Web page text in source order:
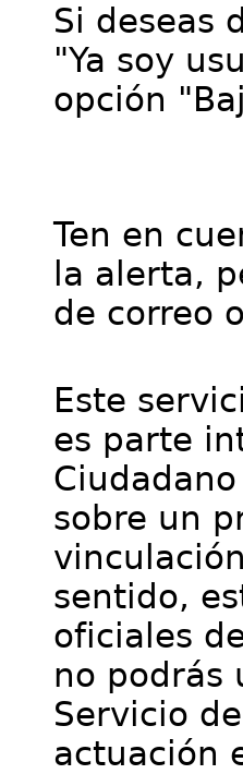
Si deseas
"Ya soy
opción
Ten en
la alerta,
de correo
Este
es parte
sobre un
sentido,
oficiales
no podrás
Servicio
actuación